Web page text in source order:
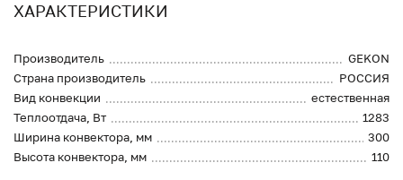
ХАРАКТЕРИСТИКИ
Производитель
GEKON
Страна производитель
РОССИЯ
Вид конвекции
естественная
Теплоотдача, Вт
1283
Ширина конвектора, мм
300
Высота конвектора, мм
110